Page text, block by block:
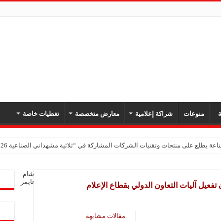
منوعات شراكة إعلامية معارض متخصصة تغطيات خاصة
يطلع على منتجات وتقنيات الشركات المشاركة في “ثلاثية مشهداني الصناعية 2026” بدمشق
البلاستيك: المعارض المتخصصة فرصة لتعزيز التعاون ورفد السوق السورية بمنتجات
تفعيل آليات التعاون الدولي بقطاع الإعلام
مقالات مشابهة
شام
تايمز